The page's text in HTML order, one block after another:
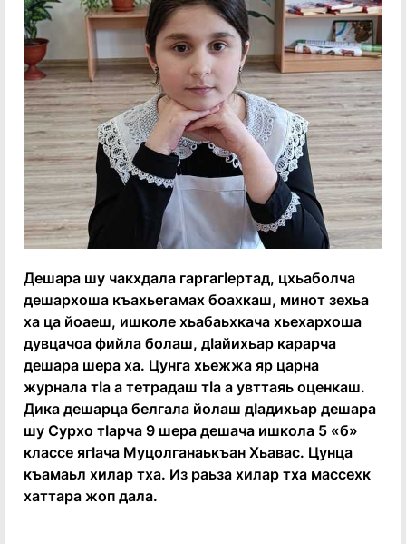
Дешара шу чакхдала гаргагӏертад, цхьаболча
дешархоша къахьегамах боахкаш, минот зехьа
ха ца йоаеш, ишколе хьабаьхкача хьехархоша
дувцачоа фийла болаш, дӏайихьар карарча
дешара шера ха. Цунга хьежжа яр царна
журнала тӏа а тетрадаш тӏа а увттаяь оценкаш.
Дика дешарца белгала йолаш дӏадихьар дешара
шу Сурхо тӏарча 9 шера дешача ишкола 5 «б»
классе ягӏача Муцолганаькъан Хьавас. Цунца
къамаьл хилар тха. Из раьза хилар тха массехк
хаттара жоп дала.